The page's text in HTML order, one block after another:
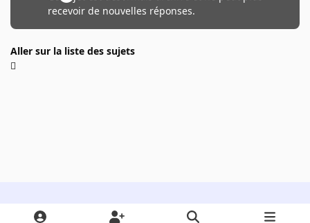
recevoir de nouvelles réponses.
Aller sur la liste des sujets